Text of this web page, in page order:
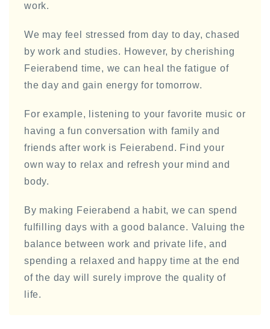
work.
We may feel stressed from day to day, chased
by work and studies. However, by cherishing
Feierabend time, we can heal the fatigue of
the day and gain energy for tomorrow.
For example, listening to your favorite music or
having a fun conversation with family and
friends after work is Feierabend. Find your
own way to relax and refresh your mind and
body.
By making Feierabend a habit, we can spend
fulfilling days with a good balance. Valuing the
balance between work and private life, and
spending a relaxed and happy time at the end
of the day will surely improve the quality of
life.